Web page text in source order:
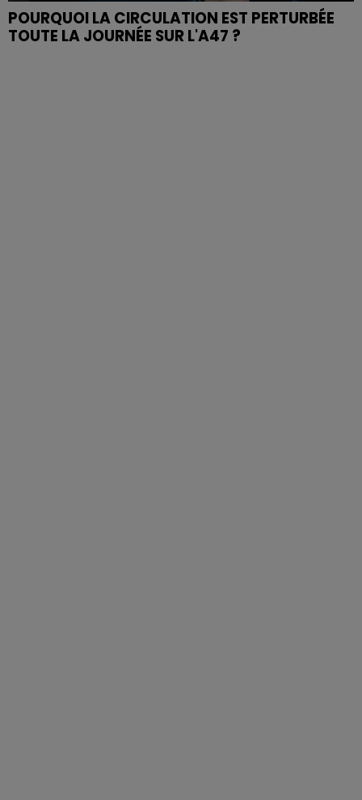
POURQUOI LA CIRCULATION EST PERTURBÉE
TOUTE LA JOURNÉE SUR L'A47 ?